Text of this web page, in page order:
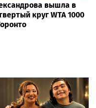
вышла в
круг WTA 1000